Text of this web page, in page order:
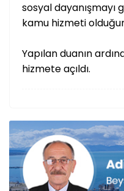
sosyal dayanışmayı
kamu hizmeti
Yapılan duanın
hizmete açıldı.